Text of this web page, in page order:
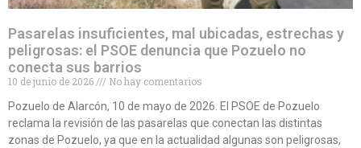
Pasarelas insuficientes, mal ubicadas, estrechas y
peligrosas: el PSOE denuncia que Pozuelo no
conecta sus barrios
10 de junio de 2026
No hay comentarios
Pozuelo de Alarcón, 10 de mayo de 2026. El PSOE de Pozuelo
reclama la revisión de las pasarelas que conectan las distintas
zonas de Pozuelo, ya que en la actualidad algunas son peligrosas,